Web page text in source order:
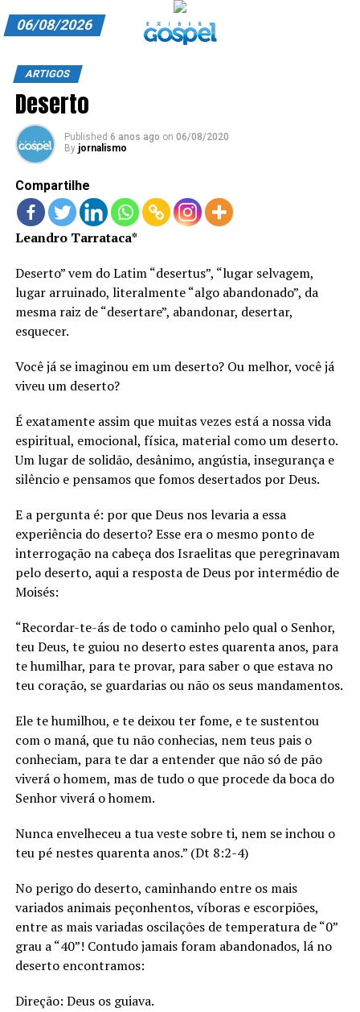
ANUNCIE CONOSCO
ASSINE
CARRINHO
EDITORIAL
ENTREVISTAS
EXPEDIENTE
FINALIZAR COMPRA
HOME
LANÇAMENTOS
06/08/2026
ARTIGOS
Deserto
Published 6 anos ago on 06/08/2020
By jornalismo
Compartilhe
Leandro Tarrataca*
Deserto” vem do Latim “desertus”, “lugar selvagem,
lugar arruinado, literalmente “algo abandonado”, da
mesma raiz de “desertare”, abandonar, desertar,
esquecer.
Você já se imaginou em um deserto? Ou melhor, você já
viveu um deserto?
É exatamente assim que muitas vezes está a nossa vida
espiritual, emocional, física, material como um deserto.
Um lugar de solidão, desânimo, angústia, insegurança e
silêncio e pensamos que fomos desertados por Deus.
E a pergunta é: por que Deus nos levaria a essa
experiência do deserto? Esse era o mesmo ponto de
interrogação na cabeça dos Israelitas que peregrinavam
pelo deserto, aqui a resposta de Deus por intermédio de
Moisés:
“Recordar-te-ás de todo o caminho pelo qual o Senhor,
teu Deus, te guiou no deserto estes quarenta anos, para
te humilhar, para te provar, para saber o que estava no
teu coração, se guardarias ou não os seus mandamentos.
Ele te humilhou, e te deixou ter fome, e te sustentou
com o maná, que tu não conhecias, nem teus pais o
conheciam, para te dar a entender que não só de pão
viverá o homem, mas de tudo o que procede da boca do
Senhor viverá o homem.
Nunca envelheceu a tua veste sobre ti, nem se inchou o
teu pé nestes quarenta anos.” (Dt 8:2-4)
No perigo do deserto, caminhando entre os mais
variados animais peçonhentos, víboras e escorpiões,
entre as mais variadas oscilações de temperatura de “0”
grau a “40”! Contudo jamais foram abandonados, lá no
deserto encontramos:
Direção: Deus os guiava.